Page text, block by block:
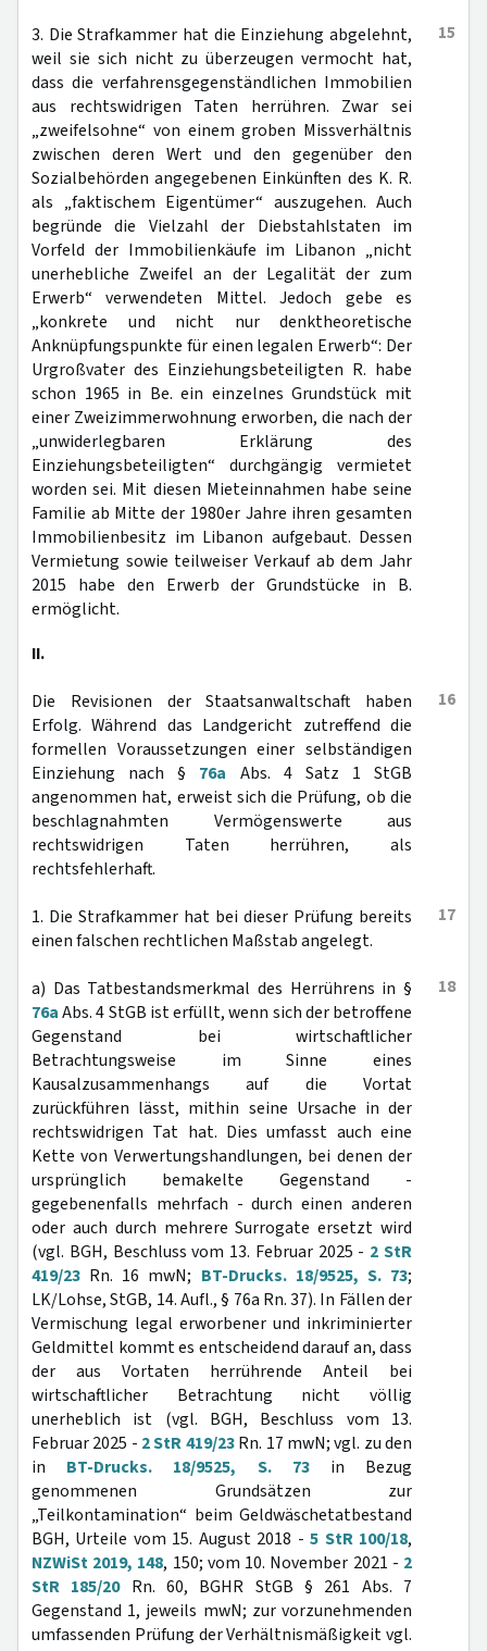
15
3. Die Strafkammer hat die Einziehung abgelehnt,
weil sie sich nicht zu überzeugen vermocht hat,
dass die verfahrensgegenständlichen Immobilien
aus rechtswidrigen Taten herrühren. Zwar sei
„zweifelsohne“ von einem groben Missverhältnis
zwischen deren Wert und den gegenüber den
Sozialbehörden angegebenen Einkünften des K. R.
als „faktischem Eigentümer“ auszugehen. Auch
begründe die Vielzahl der Diebstahlstaten im
Vorfeld der Immobilienkäufe im Libanon „nicht
unerhebliche Zweifel an der Legalität der zum
Erwerb“ verwendeten Mittel. Jedoch gebe es
„konkrete und nicht nur denktheoretische
Anknüpfungspunkte für einen legalen Erwerb“: Der
Urgroßvater des Einziehungsbeteiligten R. habe
schon 1965 in Be. ein einzelnes Grundstück mit
einer Zweizimmerwohnung erworben, die nach der
„unwiderlegbaren Erklärung des
Einziehungsbeteiligten“ durchgängig vermietet
worden sei. Mit diesen Mieteinnahmen habe seine
Familie ab Mitte der 1980er Jahre ihren gesamten
Immobilienbesitz im Libanon aufgebaut. Dessen
Vermietung sowie teilweiser Verkauf ab dem Jahr
2015 habe den Erwerb der Grundstücke in B.
ermöglicht.
II.
16
Die Revisionen der Staatsanwaltschaft haben
Erfolg. Während das Landgericht zutreffend die
formellen Voraussetzungen einer selbständigen
Einziehung nach § 76a Abs. 4 Satz 1 StGB
angenommen hat, erweist sich die Prüfung, ob die
beschlagnahmten Vermögenswerte aus
rechtswidrigen Taten herrühren, als
rechtsfehlerhaft.
17
1. Die Strafkammer hat bei dieser Prüfung bereits
einen falschen rechtlichen Maßstab angelegt.
18
a) Das Tatbestandsmerkmal des Herrührens in §
76aAbs. 4 StGB ist erfüllt, wenn sich der betroffene
Gegenstand bei wirtschaftlicher
Betrachtungsweise im Sinne eines
Kausalzusammenhangs auf die Vortat
zurückführen lässt, mithin seine Ursache in der
rechtswidrigen Tat hat. Dies umfasst auch eine
Kette von Verwertungshandlungen, bei denen der
ursprünglich bemakelte Gegenstand -
gegebenenfalls mehrfach - durch einen anderen
oder auch durch mehrere Surrogate ersetzt wird
(vgl. BGH, Beschluss vom 13. Februar 2025 - 2 StR
419/23 Rn. 16 mwN; BT-Drucks. 18/9525, S. 73;
LK/Lohse, StGB, 14. Aufl., § 76a Rn. 37). In Fällen der
Vermischung legal erworbener und inkriminierter
Geldmittel kommt es entscheidend darauf an, dass
der aus Vortaten herrührende Anteil bei
wirtschaftlicher Betrachtung nicht völlig
unerheblich ist (vgl. BGH, Beschluss vom 13.
Februar 2025 - 2 StR 419/23Rn. 17 mwN; vgl. zu den
in BT-Drucks. 18/9525, S. 73in Bezug
genommenen Grundsätzen zur
„Teilkontamination“ beim Geldwäschetatbestand
BGH, Urteile vom 15. August 2018 -5 StR 100/18,
NZWiSt 2019, 148, 150; vom 10. November 2021 - 2
StR 185/20Rn. 60, BGHR StGB § 261 Abs. 7
Gegenstand 1, jeweils mwN; zur vorzunehmenden
umfassenden Prüfung der Verhältnismäßigkeit vgl.